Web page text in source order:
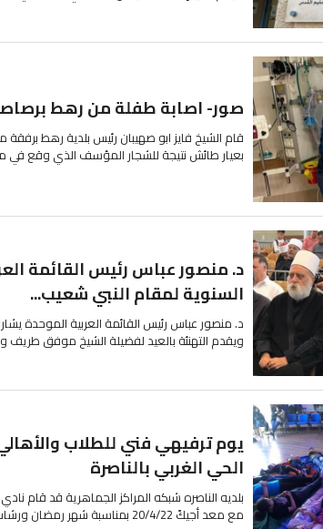
صور- اصابة طفلة من رهط
قام الشيخ فايز ابو صهيبان رئيس بلدية رهط
بعيار طائش نتيجة للشجار المؤسف الذي وقع
د. منصور عباس رئيس القائمة
السنوية لمقام النبي شعيب...
د. منصور عباس رئيس القائمة العربية الموحدة
ويقدم التهنئة بالعيد لفضيلة الشيخ موفق طريف
يوم ترفيهي فني للطلاب
الحي الغربي بالناصرة
بلديه الناصره شبكه المراكز الجماهرية قد قام
مع معد أجيكً 20/4/22 بمناسبة شهر رمضان ورشات ...